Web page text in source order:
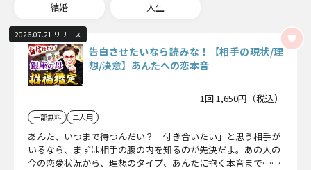
結婚 人生
2026.07.21 リリース
告白させたいなら読みな！【相手の現状/理
想/決意】あんたへの恋本音
1回 1,650円（税込）
一部無料 二人用
あんた、いつまで待つんだい？「付き合いたい」と思う相手が
いるなら、まずは相手の腹の内を知るのが先決だよ。あの人の
今の恋愛状況から、理想のタイプ、あんたに抱く本音まで……